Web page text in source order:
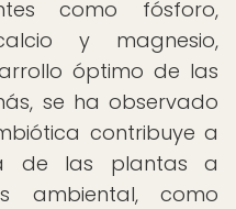
como fósforo,
y magnesio,
óptimo de las
se ha observado
contribuye a
de las plantas a
ambiental, como